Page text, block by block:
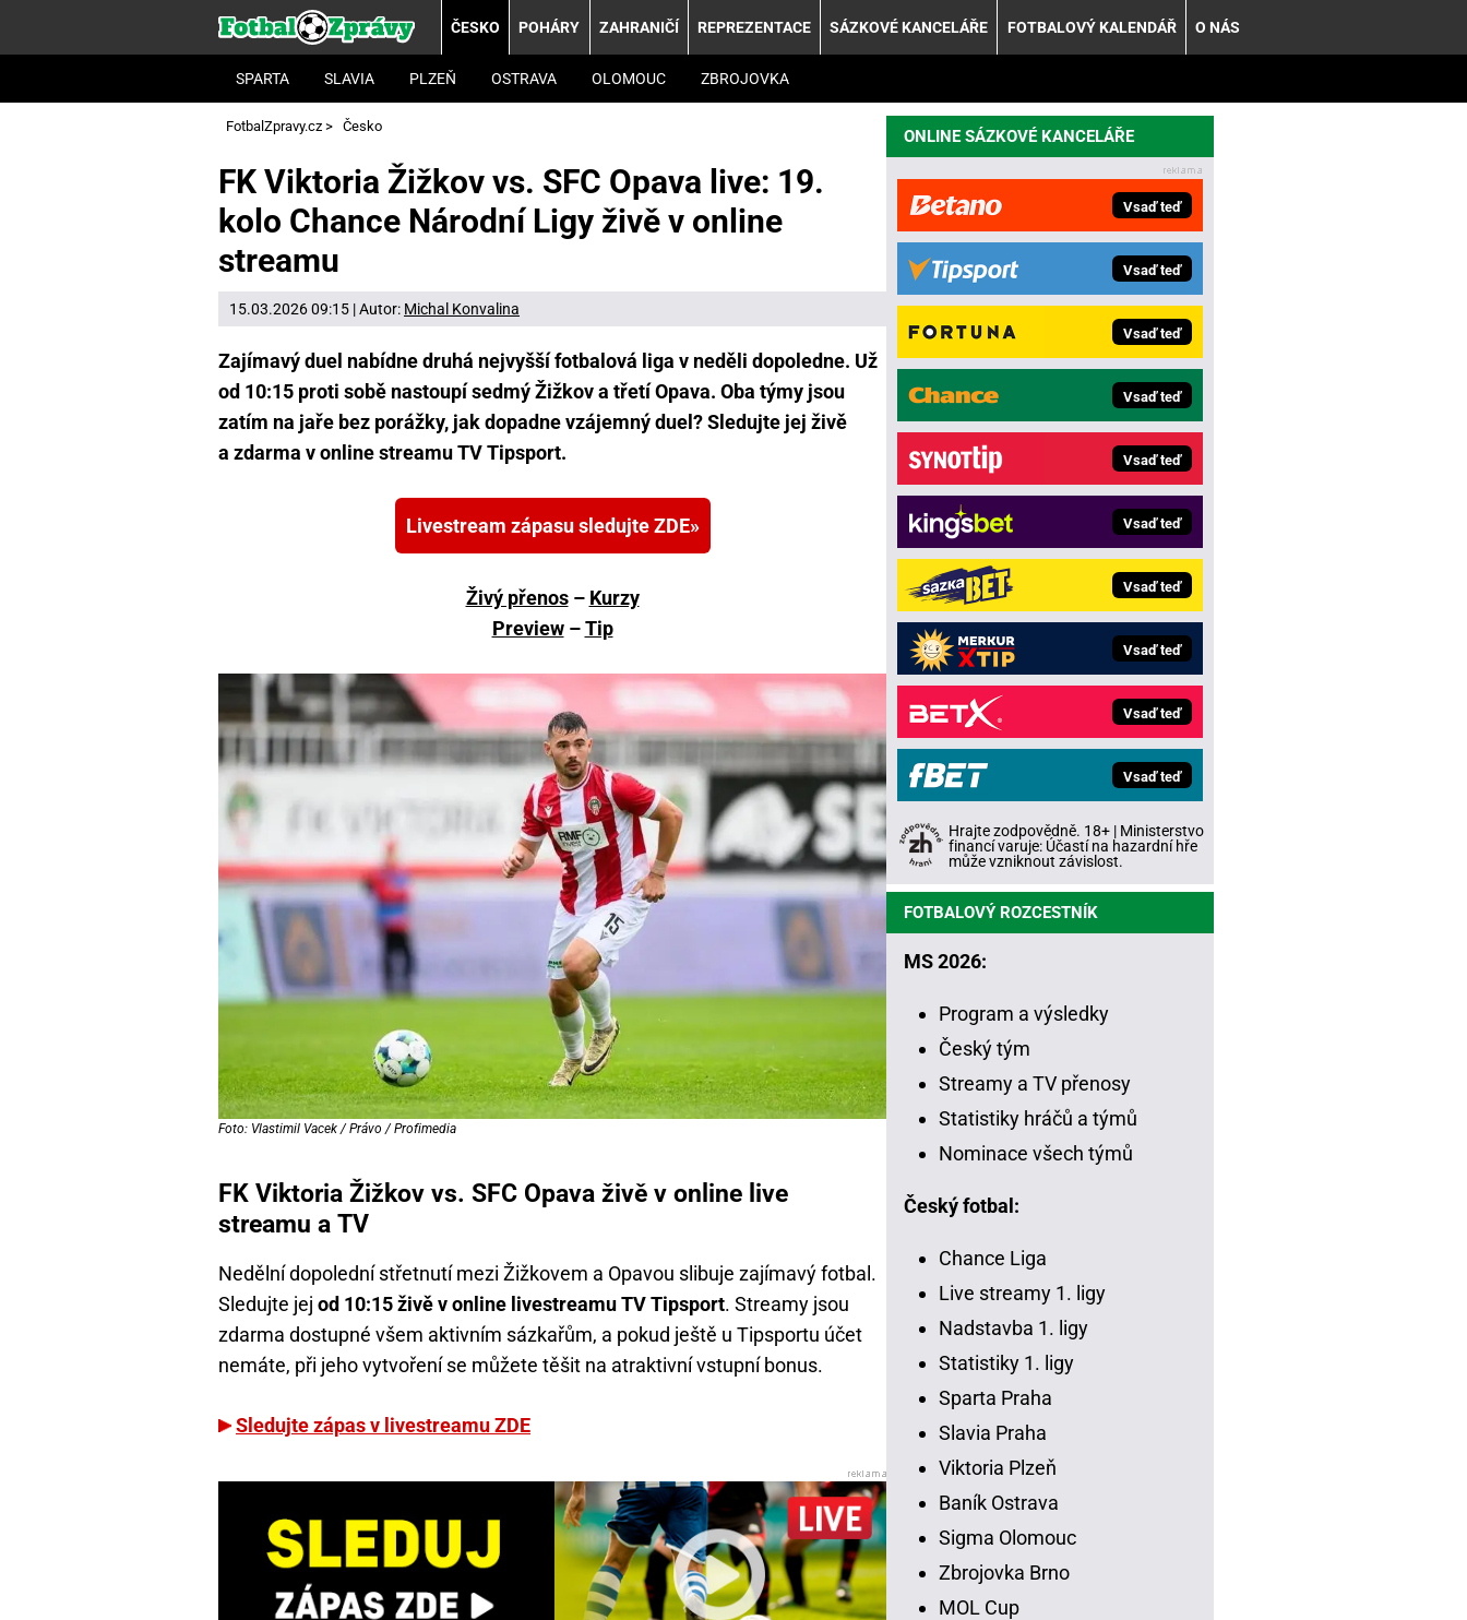
ČESKO
SPARTA SLAVIA PLZEŇ OSTRAVA OLOMOUC ZBROJOVKA
POHÁRY ZAHRANIČÍ REPREZENTACE SÁZKOVÉ KANCELÁŘE FOTBALOVÝ KALENDÁŘ O NÁS
FotbalZpravy.cz > Česko
FK Viktoria Žižkov vs. SFC Opava live: 19.
kolo Chance Národní Ligy živě v online
streamu
15.03.2026 09:15 | Autor: Michal Konvalina
Zajímavý duel nabídne druhá nejvyšší fotbalová liga v neděli dopoledne. Už
od 10:15 proti sobě nastoupí sedmý Žižkov a třetí Opava. Oba týmy jsou
zatím na jaře bez porážky, jak dopadne vzájemný duel? Sledujte jej živě
a zdarma v online streamu TV Tipsport.
Livestream zápasu sledujte ZDE
Živý přenos– Kurzy
Preview–Tip
Foto: Vlastimil Vacek / Právo / Profimedia
FK Viktoria Žižkov vs. SFC Opava živě v online live
streamu a TV
Nedělní dopolední střetnutí mezi Žižkovem a Opavou slibuje zajímavý fotbal.
Sledujte jej od 10:15 živě v online livestreamu TV Tipsport. Streamy jsou
zdarma dostupné všem aktivním sázkařům, a pokud ještě u Tipsportu účet
nemáte, při jeho vytvoření se můžete těšit na atraktivní vstupní bonus.
Sledujte zápas v livestreamu ZDE
ONLINE SÁZKOVÉ KANCELÁŘE
Vsaď teď
Vsaď teď
Vsaď teď
Vsaď teď
Vsaď teď
Vsaď teď
Vsaď teď
Vsaď teď
Vsaď teď
Vsaď teď
Hrajte zodpovědně. 18+ | Ministerstvo
financí varuje: Účastí na hazardní hře
může vzniknout závislost.
FOTBALOVÝ ROZCESTNÍK
MS 2026:
Program a výsledky
Český tým
Streamy a TV přenosy
Statistiky hráčů a týmů
Nominace všech týmů
Český fotbal:
Chance Liga
Live streamy 1. ligy
Nadstavba 1. ligy
Statistiky 1. ligy
Sparta Praha
Slavia Praha
Viktoria Plzeň
Baník Ostrava
Sigma Olomouc
Zbrojovka Brno
MOL Cup